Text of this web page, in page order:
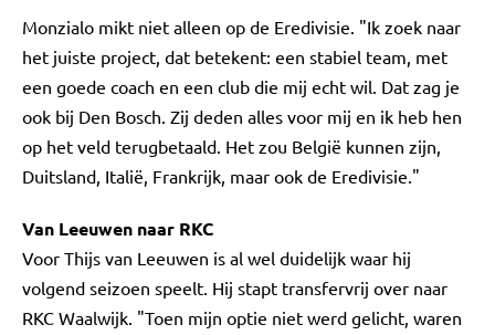
Monzialo mikt niet alleen op de Eredivisie. "Ik zoek naar
het juiste project, dat betekent: een stabiel team, met
een goede coach en een club die mij echt wil. Dat zag je
ook bij Den Bosch. Zij deden alles voor mij en ik heb hen
op het veld terugbetaald. Het zou België kunnen zijn,
Duitsland, Italië, Frankrijk, maar ook de Eredivisie."
Van Leeuwen naar RKC
Voor Thijs van Leeuwen is al wel duidelijk waar hij
volgend seizoen speelt. Hij stapt transfervrij over naar
RKC Waalwijk. "Toen mijn optie niet werd gelicht, waren